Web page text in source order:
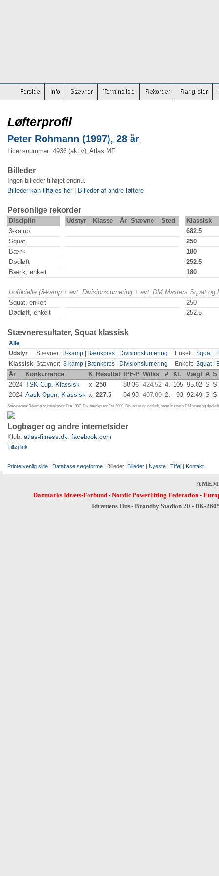
Forside Info Stævner Terminsliste Rekorder Ranglister
Løfterprofil
Peter Rohmann (1997), 28 år
Licensnummer: 4936 (aktiv), Atlas MF
Billeder
Ingen billeder tilføjet endnu.
Billeder kan tilføjes her| Billeder af andre løftere
Personlige rekorder
Disciplin Udstyr Klasse År Stævne Sted
Klassisk
3-kamp
682.5
Squat
250
Bænk
180
Dødløft
252.5
Bænk, enkelt
180
Uofficielle (3-kamp + evt. Divisionsturnering + evt. DM Masters Squat
Squat, enkelt
250
Dødløft, enkelt
252.5
Stævneresultater, Squat klassisk
Alle
Udstyr
Stævner: 3-kamp Bænkpres Divisionsturnering Enkelt: Squat|
Klassisk Stævner: 3-kamp Bænkpres Divisionsturnering Enkelt: Squat|
År Konkurrence K Resultat IPF-P Wilks # Kl. Vægt A S
2024 TSK Cup, Klassisk x 250 88.36 424.52 4. 105 95.02 S S
2024 Aask Open, Klassisk x 227.5 84.93 407.80 2. 93 92.49 S S
Stævnedata: 3-kamp og bænkpres: Fra 1997. Div. bænkpres: Fra 2000. Div. squat og dødløft, samt Masters DM squat og
Logbøger og andre internetsider
Klub: atlas-fitness.dk, facebook.com
Tilføj link
Printervenlig side | Database søgeforme | Billeder: Billeder | Nyeste | Tilføj | Kontakt
A
Danmarks Idræts-Forbund- Nordic Powerlifting Federation-
Idrættens Hus - Brøndby Stadion 20 - DK-